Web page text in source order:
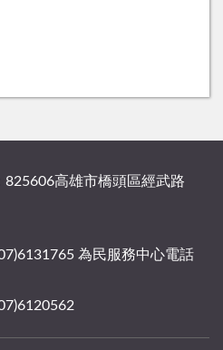
825606高雄市橋頭區經武路
為民服務中心電話